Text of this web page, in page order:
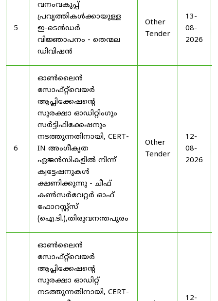
5
വനംവകുപ്പ്
പ്രവൃത്തികൾക്കായുള്ള
ഇ-ടെൻഡർ
വിജ്ഞാപനം - തെന്മല
ഡിവിഷൻ
Other
Tender
13-
08-
2026
6
ഓൺലൈൻ
സോഫ്റ്റ്‌വെയർ
ആപ്ലിക്കേഷന്റെ
സുരക്ഷാ ഓഡിറ്റിംഗും
സർട്ടിഫിക്കേഷനും
നടത്തുന്നതിനായി, CERT-
IN അംഗീകൃത
ഏജൻസികളിൽ നിന്ന്
ക്വട്ടേഷനുകൾ
ക്ഷണിക്കുന്നു - ചീഫ്
കൺസർവേറ്റർ ഓഫ്
ഫോറസ്റ്റ്സ്
(ഐ.ടി.),തിരുവനന്തപുരം
Other
Tender
12-
08-
2026
ഓൺലൈൻ
സോഫ്റ്റ്‌വെയർ
ആപ്ലിക്കേഷന്റെ
സുരക്ഷാ ഓഡിറ്റ്
നടത്തുന്നതിനായി, CERT-
12-